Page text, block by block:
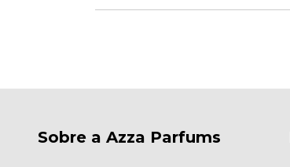
Sobre a Azza Parfums